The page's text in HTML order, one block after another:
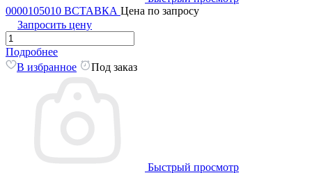
0000105010 ВСТАВКА Цена по запросу
Запросить цену
Подробнее
В избранное
Под заказ
Быстрый просмотр